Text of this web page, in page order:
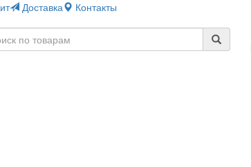
Доставка
Контакты